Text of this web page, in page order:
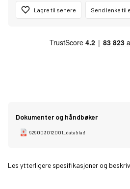
Lagre til senere Send lenke til
Dokumenter og håndbøker
929003012001_datablad
Les ytterligere spesifikasjoner og